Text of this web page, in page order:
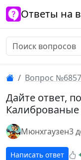
Ответы на
Вопрос
Дайте ответ,
Калиброваные
Мюнхгаузен3
Написать ответ